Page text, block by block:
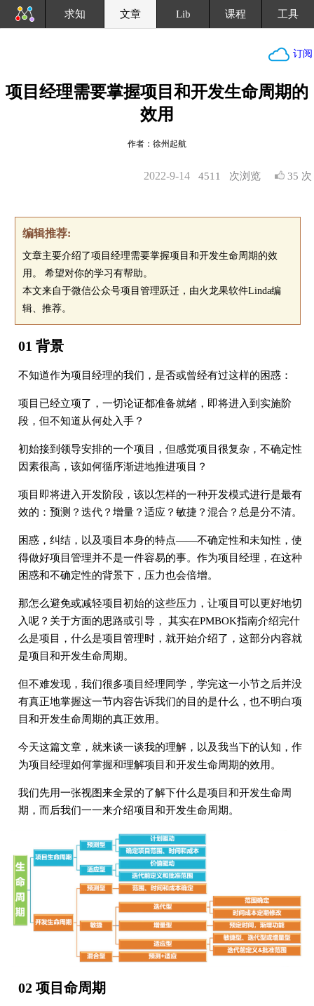
求知 文章 Lib 课程 工具
订阅
项目经理需要掌握项目和开发生命周期的
效用
作者：徐州起航
4511 次浏览 35 次
2022-9-14
编辑推荐:
文章主要介绍了项目经理需要掌握项目和开发生命周期的效
用。 希望对你的学习有帮助。
本文来自于微信公众号项目管理跃迁，由火龙果软件Linda编
辑、推荐。
01 背景
不知道作为项目经理的我们，是否或曾经有过这样的困惑：
项目已经立项了，一切论证都准备就绪，即将进入到实施阶
段，但不知道从何处入手？
初始接到领导安排的一个项目，但感觉项目很复杂，不确定性
因素很高，该如何循序渐进地推进项目？
项目即将进入开发阶段，该以怎样的一种开发模式进行是最有
效的：预测？迭代？增量？适应？敏捷？混合？总是分不清。
困惑，纠结，以及项目本身的特点——不确定性和未知性，使
得做好项目管理并不是一件容易的事。作为项目经理，在这种
困惑和不确定性的背景下，压力也会倍增。
那怎么避免或减轻项目初始的这些压力，让项目可以更好地切
入呢？关于方面的思路或引导， 其实在PMBOK指南介绍完什
么是项目，什么是项目管理时，就开始介绍了，这部分内容就
是项目和开发生命周期。
但不难发现，我们很多项目经理同学，学完这一小节之后并没
有真正地掌握这一节内容告诉我们的目的是什么，也不明白项
目和开发生命周期的真正效用。
今天这篇文章，就来谈一谈我的理解，以及我当下的认知，作
为项目经理如何掌握和理解项目和开发生命周期的效用。
我们先用一张视图来全景的了解下什么是项目和开发生命周
期，而后我们一一来介绍项目和开发生命周期。
02 项目命周期